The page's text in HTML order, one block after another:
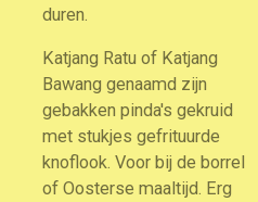
duren.
Katjang Ratu of Katjang
Bawang genaamd zijn
gebakken pinda's gekruid
met stukjes gefrituurde
knoflook. Voor bij de borrel
of Oosterse maaltijd. Erg